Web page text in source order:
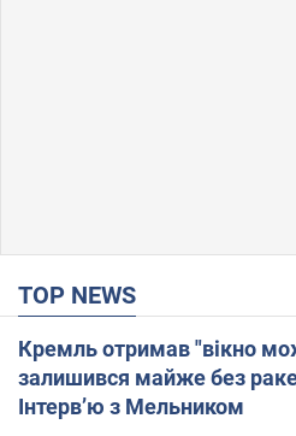
TOP NEWS
Кремль отримав "вікно
залишився майже без
Інтерв’ю з Мельником